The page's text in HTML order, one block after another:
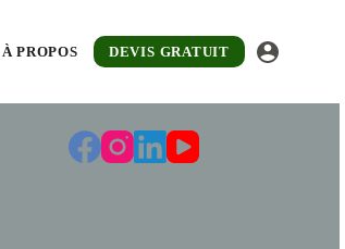
À PROPOS DEVIS GRATUIT